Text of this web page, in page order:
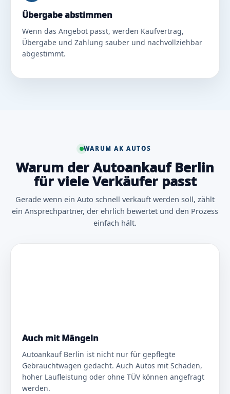
Übergabe abstimmen
Wenn das Angebot passt, werden Kaufvertrag,
Übergabe und Zahlung sauber und nachvollziehbar
abgestimmt.
WARUM AK AUTOS
Warum der Autoankauf Berlin
für viele Verkäufer passt
Gerade wenn ein Auto schnell verkauft werden soll, zählt
ein Ansprechpartner, der ehrlich bewertet und den Prozess
einfach hält.
Auch mit Mängeln
Autoankauf Berlin ist nicht nur für gepflegte
Gebrauchtwagen gedacht. Auch Autos mit Schäden,
hoher Laufleistung oder ohne TÜV können angefragt
werden.